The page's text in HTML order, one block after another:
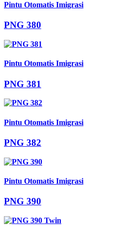
Pintu Otomatis Imigrasi
PNG 380
Pintu Otomatis Imigrasi
PNG 381
Pintu Otomatis Imigrasi
PNG 382
Pintu Otomatis Imigrasi
PNG 390